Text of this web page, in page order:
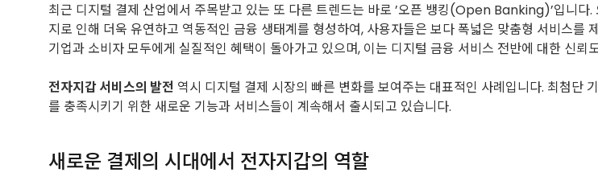
최근 디지털 결제 산업에서 주목받고 있는 또 다른 트렌드는 바로 ’오픈 뱅킹(Open Banking)’입니
지로 인해 더욱 유연하고 역동적인 금융 생태계를 형성하여, 사용자들은 보다 폭넓은 맞춤형 서비스를
기업과 소비자 모두에게 실질적인 혜택이 돌아가고 있으며, 이는 디지털 금융 서비스 전반에 대한 신뢰
전자지갑 서비스의 발전 역시 디지털 결제 시장의 빠른 변화를 보여주는 대표적인 사례입니다. 최첨단
를 충족시키기 위한 새로운 기능과 서비스들이 계속해서 출시되고 있습니다.
새로운 결제의 시대에서 전자지갑의 역할